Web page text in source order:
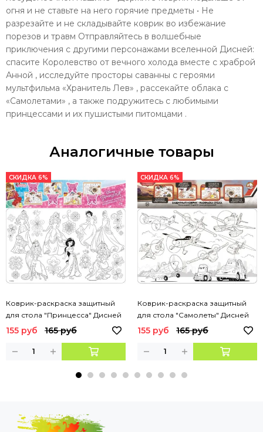
огня и не ставьте на него горячие предметы • Не
разрезайте и не складывайте коврик во избежание
порезов и травм Отправляйтесь в волшебные
приключения с другими персонажами вселенной Дисней:
спасите Королевство от вечного холода вместе с храброй
Анной , исследуйте просторы саванны с героями
мультфильма «Хранитель Лев» , рассекайте облака с
«Самолетами» , а также подружитесь с любимыми
принцессами и их пушистыми питомцами .
Аналогичные товары
СКИДКА 6%
Коврик-раскраска защитный
для стола "Принцесса" Дисней
155 руб 165 руб
СКИДКА 6%
Коврик-раскраска защитный
для стола "Самолеты" Дисней
155 руб 165 руб